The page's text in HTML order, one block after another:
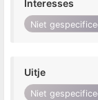
Interesses
Niet
Uitje
Niet